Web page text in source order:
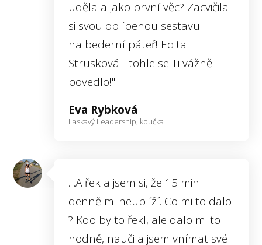
udělala jako první věc? Zacvičila
si svou oblíbenou sestavu
na bederní páteř! Edita
Strusková - tohle se Ti vážně
povedlo!"
Eva Rybková
Laskavý Leadership, koučka
....A řekla jsem si, že 15 min
denně mi neublíží. Co mi to dalo
? Kdo by to řekl, ale dalo mi to
hodně, naučila jsem vnímat své